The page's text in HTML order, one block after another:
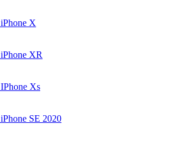
iPhone X
iPhone XR
IPhone Xs
iPhone SE 2020